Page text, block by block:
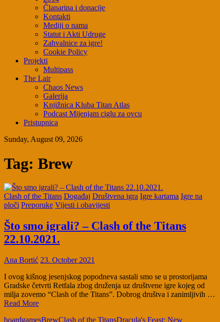
Članarina i donacije
Kontakti
Mediji o nama
Statut i Akti Udruge
Zahvalnice za igre!
Cookie Policy
Projekti
Multipass
The Lair
Chaos News
Galerija
Knjižnica Kluba Titan Atlas
Podcast Mijenjam ciglu za ovcu
Pristupnica
Sunday, August 09, 2026
Tag: Brew
Clash of the Titans Događaj Društvena igra Igre kartama Igre na
ploči Preporuke Vijesti i obavijesti
Što smo igrali? – Clash of the Titans
22.10.2021.
Ana Bortić 23. October 2021
I ovog kišnog jesenjskog popodneva sastali smo se u prostorijama
Gradske četvrti Retfala zbog druženja uz društvene igre kojeg od
milja zovemo “Clash of the Titans”. Dobrog društva i zanimljivih …
Read More
boardgamesBrewClash of the TitansDracula's Feast: New